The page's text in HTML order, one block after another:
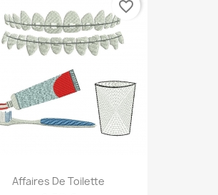
Affaires De Toilette
favorite_border